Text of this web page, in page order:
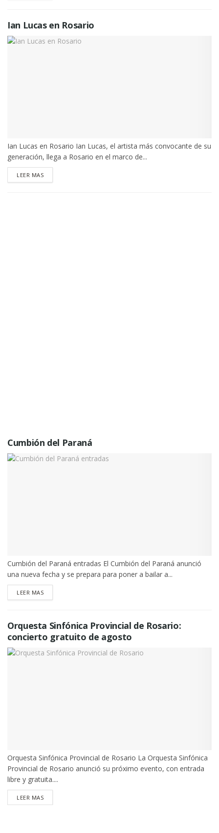
Ian Lucas en Rosario
Ian Lucas en Rosario Ian Lucas, el artista más convocante de su
generación, llega a Rosario en el marco de...
LEER MASDETAILS
Cumbión del Paraná
Cumbión del Paraná entradas El Cumbión del Paraná anunció
una nueva fecha y se prepara para poner a bailar a...
LEER MASDETAILS
Orquesta Sinfónica Provincial de Rosario:
concierto gratuito de agosto
Orquesta Sinfónica Provincial de Rosario La Orquesta Sinfónica
Provincial de Rosario anunció su próximo evento, con entrada
libre y gratuita....
LEER MASDETAILS